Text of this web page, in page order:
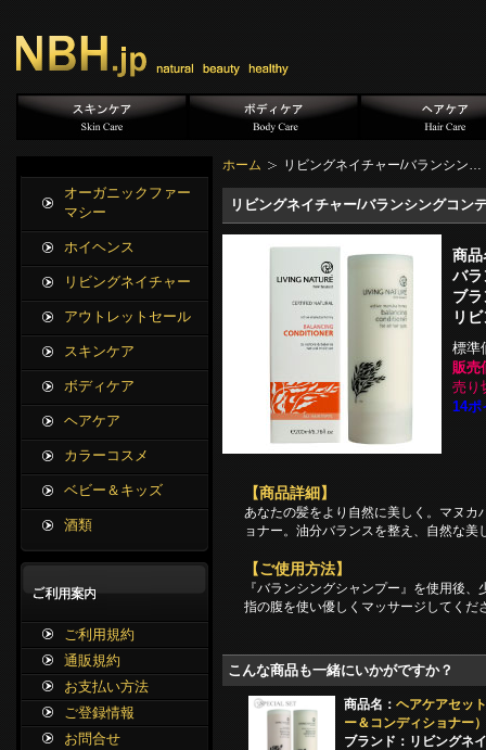
ホーム リビングネイチャー/バランシン…
リビングネイチャー/バランシングコン
商品
バ
ブ
リ
標準
販売
売り
14ポ
【商品詳細】
あなたの髪をより自然に美しく。マヌ
ョナー。油分バランスを整え、自然な美
【ご使用方法】
『バランシングシャンプー』を使用後
指の腹を使い優しくマッサージしてく
こんな商品も一緒にいかがですか？
商品名： ヘアケアセッ
ー＆コンディショナー）
ブランド：リビングネ
オーガニックファー
マシー
ホイヘンス
リビングネイチャー
アウトレットセール
スキンケア
ボディケア
ヘアケア
カラーコスメ
ベビー＆キッズ
酒類
ご利用規約
通販規約
お支払い方法
ご登録情報
お問合せ